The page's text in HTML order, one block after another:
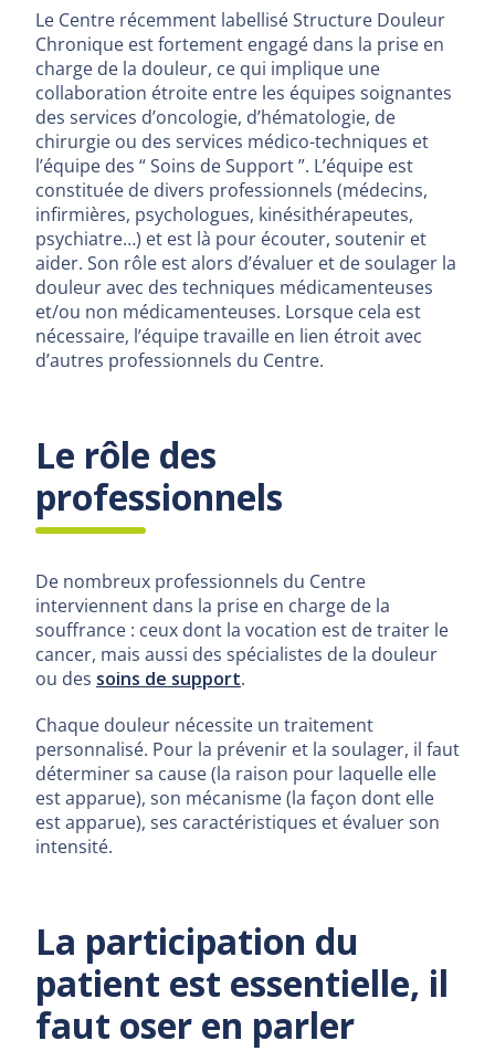
Le Centre récemment labellisé Structure Douleur
Chronique est fortement engagé dans la prise en
charge de la douleur, ce qui implique une
collaboration étroite entre les équipes soignantes
des services d’oncologie, d’hématologie, de
chirurgie ou des services médico-techniques et
l’équipe des “ Soins de Support ”. L’équipe est
constituée de divers professionnels (médecins,
infirmières, psychologues, kinésithérapeutes,
psychiatre…) et est là pour écouter, soutenir et
aider. Son rôle est alors d’évaluer et de soulager la
douleur avec des techniques médicamenteuses
et/ou non médicamenteuses. Lorsque cela est
nécessaire, l’équipe travaille en lien étroit avec
d’autres professionnels du Centre.
Le rôle des
professionnels
De nombreux professionnels du Centre
interviennent dans la prise en charge de la
souffrance : ceux dont la vocation est de traiter le
cancer, mais aussi des spécialistes de la douleur
ou des soins de support.
Chaque douleur nécessite un traitement
personnalisé. Pour la prévenir et la soulager, il faut
déterminer sa cause (la raison pour laquelle elle
est apparue), son mécanisme (la façon dont elle
est apparue), ses caractéristiques et évaluer son
intensité.
La participation du
patient est essentielle, il
faut oser en parler